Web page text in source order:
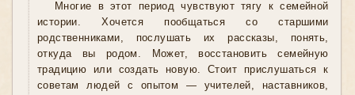
Многие в этот период чувствуют тягу к семейной
истории. Хочется пообщаться со старшими
родственниками, послушать их рассказы, понять,
откуда вы родом. Может, восстановить семейную
традицию или создать новую. Стоит прислушаться к
советам людей с опытом — учителей, наставников,